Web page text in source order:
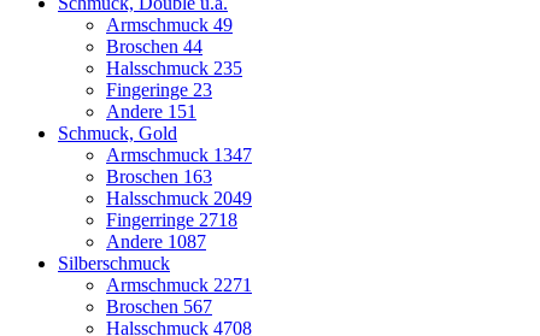
Armschmuck 49
Broschen 44
Halsschmuck 235
Fingeringe 23
Andere 151
Schmuck, Gold
Armschmuck 1347
Broschen 163
Halsschmuck 2049
Fingerringe 2718
Andere 1087
Silberschmuck
Armschmuck 2271
Broschen 567
Halsschmuck 4708